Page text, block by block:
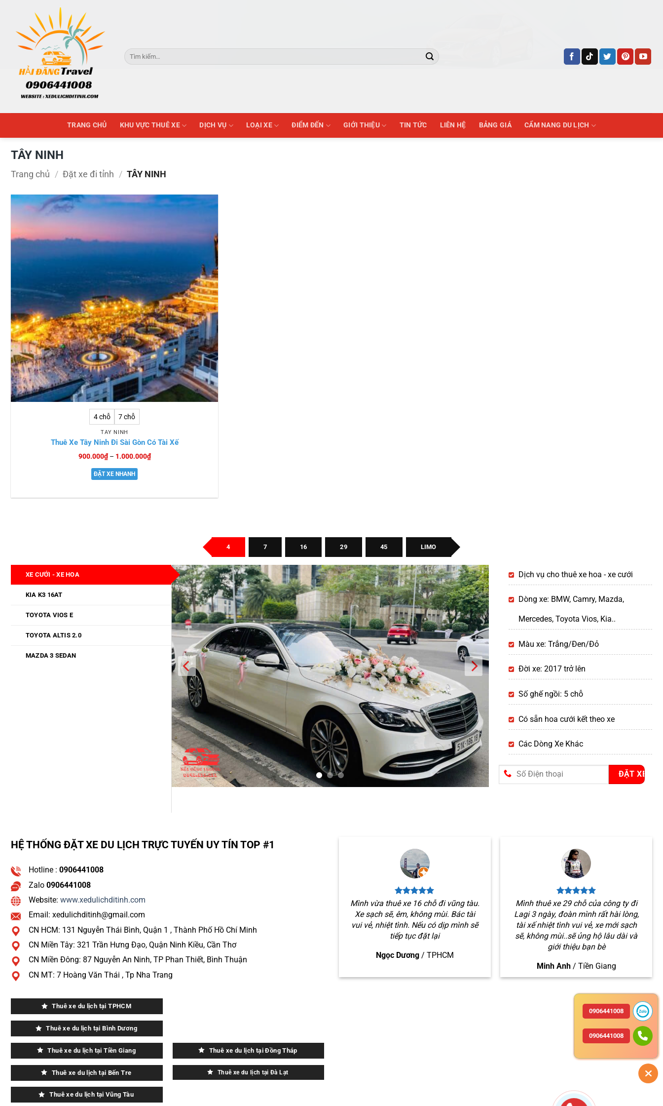
content
Tìm
kiếm:
TRANG CHỦ KHU VỰC THUÊ XE DỊCH VỤ LOẠI XE ĐIỂM ĐẾN GIỚI THIỆU TIN TỨC LIÊN HỆ BẢNG GIÁ CẨM NANG DU LỊCH
TÂY NINH
Trang chủ / Đặt xe đi tỉnh / TÂY NINH
4 chỗ 7 chỗ
TÂY NINH
Thuê Xe Tây Ninh Đi Sài Gòn Có Tài Xế
900.000₫ – 1.000.000₫Khoảng
giá:
ĐẶT XE NHANH
4 7 16 29 45 LIMO
XE CƯỚI - XE HOA
KIA K3 16AT
TOYOTA VIOS E
TOYOTA ALTIS 2.0
MAZDA 3 SEDAN
Dịch vụ cho thuê xe hoa - xe cưới
Dòng xe: BMW, Camry, Mazda,
Mercedes, Toyota Vios, Kia..
Màu xe: Trắng/Đen/Đỏ
Đời xe: 2017 trở lên
Số ghế ngồi: 5 chỗ
Có sẵn hoa cưới kết theo xe
Các Dòng Xe Khác
HỆ THỐNG ĐẶT XE DU LỊCH TRỰC TUYẾN UY TÍN TOP #1
Hotline : 0906441008
Zalo 0906441008
Website: www.xedulichditinh.com
Email: xedulichditinh@gmail.com
CN HCM: 131 Nguyễn Thái Bình, Quận 1 , Thành Phố Hồ Chí Minh
CN Miền Tây: 321 Trần Hưng Đạo, Quận Ninh Kiều, Cần Thơ
CN Miền Đông: 87 Nguyễn An Ninh, TP Phan Thiết, Bình Thuận
CN MT: 7 Hoàng Văn Thái , Tp Nha Trang
Thuê xe du lịch tại TPHCM
Thuê xe du lịch tại Bình Dương
Thuê xe du lịch tại Tiền Giang Thuê xe du lịch tại Đồng Tháp
Thuê xe du lịch tại Bến Tre Thuê xe du lịch tại Đà Lạt
Thuê xe du lịch tại Vũng Tàu
Mình vừa thuê xe 16 chỗ đi vũng tàu.
Xe sạch sẽ, êm, không mùi. Bác tài
vui vẻ, nhiệt tình. Nếu có dịp mình sẽ
tiếp tục đặt lại
Ngọc Dương / TPHCM
Mình thuê xe 29 chỗ của công ty đi
Lagi 3 ngày, đoàn mình rất hài lòng,
tài xế nhiệt tình vui vẻ, xe mới sạch
sẽ, không mùi..sẽ ủng hộ lâu dài và
giới thiệu bạn bè
Minh Anh / Tiền Giang
0906441008
0906441008